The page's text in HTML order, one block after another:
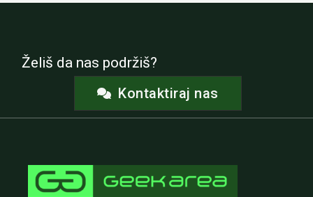
Želiš da nas podržiš?
Kontaktiraj nas